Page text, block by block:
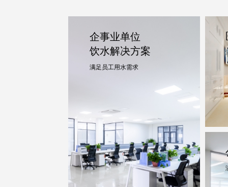
企事业单位
饮水解决方案
满足员工用水需求